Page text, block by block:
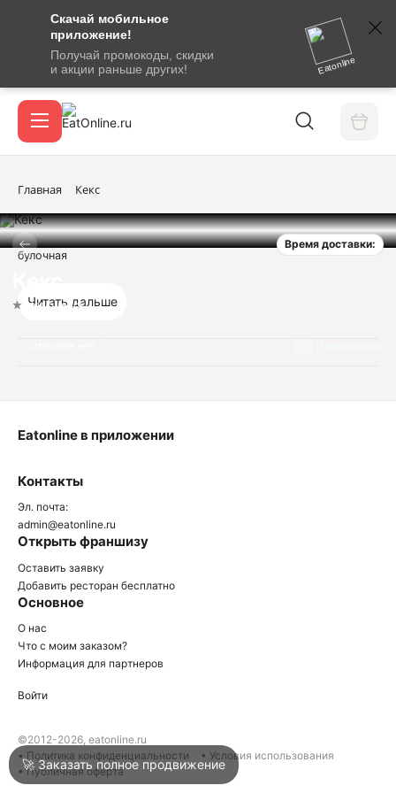
Скачай мобильное
приложение!
Получай промокоды, скидки
и акции раньше других!
Eatonline
сообщение
кодом
подтверждения
Вход / регистрация
Акции
Войти
Написать в техподдержку
Главная Кекс
Время доставки:
Нет оценок
булочная
Читать дальше
Контакты
Эл. почта:
admin@eatonline.ru
Открыть франшизу
Оставить заявку
Добавить ресторан бесплатно
Основное
О нас
Что с моим заказом?
Информация для партнеров
Eatonline в приложении
Войти
©2012-2026, eatonline.ru
• Политика конфиденциальности
• Условия использования
• Публичная оферта
🚀 Заказать полное продвижение